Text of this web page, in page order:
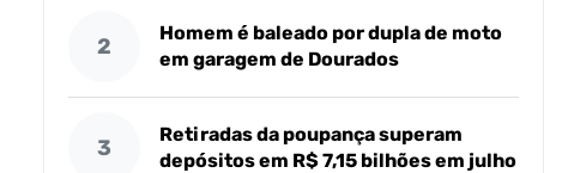
2
Homem é baleado por dupla de moto
em garagem de Dourados
3
Retiradas da poupança superam
depósitos em R$ 7,15 bilhões em julho